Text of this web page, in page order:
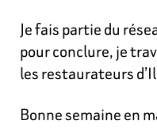
Je fais partie du
pour conclure, je
les restaurateurs
Bonne semaine en